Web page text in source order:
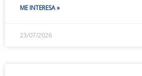
ME INTERESA »
23/07/2026